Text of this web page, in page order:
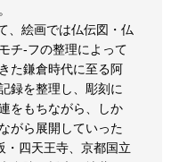
、絵画では仏伝図・仏
チ-フの整理によって
た鎌倉時代に至る阿
録を整理し、彫刻に
をもちながら、しか
がら展開していった
・四天王寺、京都国立